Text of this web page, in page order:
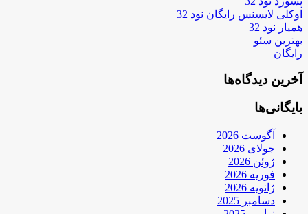
اوکلی لایسنس رایگان نود 32
همیار نود 32
بهترین سئو
رایگان
آخرین دیدگاه‌ها
بایگانی‌ها
آگوست 2026
جولای 2026
ژوئن 2026
فوریه 2026
ژانویه 2026
دسامبر 2025